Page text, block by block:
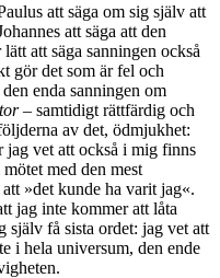
att säga om sig själv att
att säga att den
att säga sanningen också
gör det som är fel och
enda sanningen om
– samtidigt rättfärdig och
av det, ödmjukhet:
jag vet att också i mig finns
med den mest
»det kunde ha varit jag«.
jag inte kommer att låta
själv få sista ordet: jag vet att
i hela universum, den ende